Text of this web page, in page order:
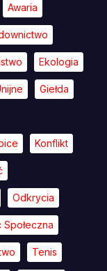
Awaria
Ekologia
Giełda
Konflikt
Odkrycia
Społeczna
Tenis